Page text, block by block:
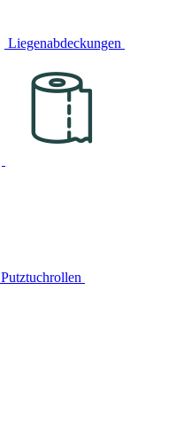
Liegenabdeckungen
Putztuchrollen